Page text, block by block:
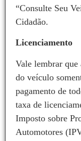
“Consulte Seu
Cidadão.
Licenciamento
Vale lembrar que
do veículo
pagamento de
taxa de
Imposto sobre
Automotores